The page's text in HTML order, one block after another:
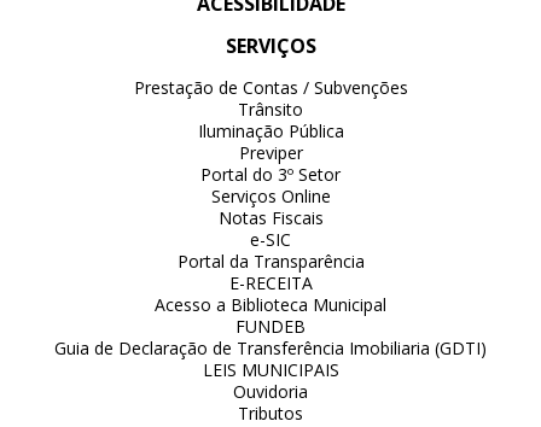
SERVIÇOS
Prestação de Contas / Subvenções
Trânsito
Iluminação Pública
Previper
Portal do 3º Setor
Serviços Online
Notas Fiscais
e-SIC
Portal da Transparência
E-RECEITA
Acesso a Biblioteca Municipal
FUNDEB
Guia de Declaração de Transferência Imobiliaria (GDTI)
LEIS MUNICIPAIS
Ouvidoria
Tributos